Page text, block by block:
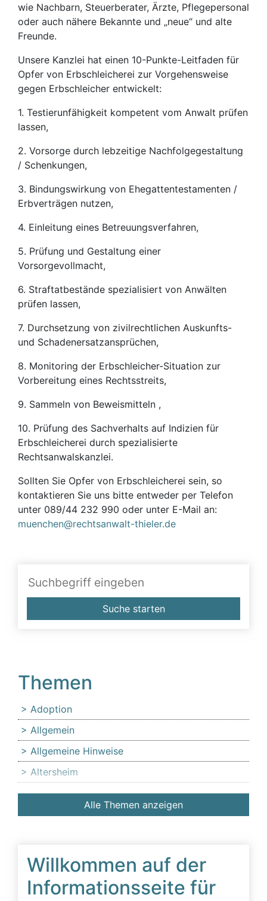
wie Nachbarn, Steuerberater, Ärzte, Pflegepersonal
oder auch nähere Bekannte und „neue“ und alte
Freunde.
Unsere Kanzlei hat einen 10-Punkte-Leitfaden für
Opfer von Erbschleicherei zur Vorgehensweise
gegen Erbschleicher entwickelt:
1. Testierunfähigkeit kompetent vom Anwalt prüfen
lassen,
2. Vorsorge durch lebzeitige Nachfolgegestaltung
/ Schenkungen,
3. Bindungswirkung von Ehegattentestamenten /
Erbverträgen nutzen,
4. Einleitung eines Betreuungsverfahren,
5. Prüfung und Gestaltung einer
Vorsorgevollmacht,
6. Straftatbestände spezialisiert von Anwälten
prüfen lassen,
7. Durchsetzung von zivilrechtlichen Auskunfts-
und Schadenersatzansprüchen,
8. Monitoring der Erbschleicher-Situation zur
Vorbereitung eines Rechtsstreits,
9. Sammeln von Beweismitteln ,
10. Prüfung des Sachverhalts auf Indizien für
Erbschleicherei durch spezialisierte
Rechtsanwalskanzlei.
Sollten Sie Opfer von Erbschleicherei sein, so
kontaktieren Sie uns bitte entweder per Telefon
unter 089/44 232 990 oder unter E-Mail an:
muenchen@rechtsanwalt-thieler.de
Suche starten
Willkommen auf der
Informationsseite für
Themen
Adoption
Allgemein
Allgemeine Hinweise
Altersheim
Anfechtung
Angehörige
Äußerer Tatbestand: Diffamierung von
Familienmitgliedern
Beeinflussung
Alle Themen anzeigen